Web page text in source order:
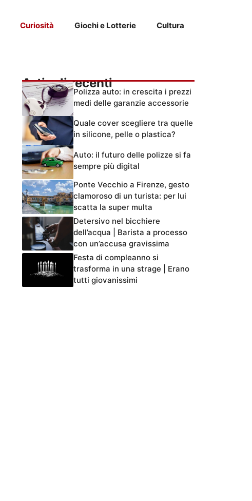
Curiosità Giochi e Lotterie Cultura
Articoli recenti
Polizza auto: in crescita i prezzi
medi delle garanzie accessorie
Quale cover scegliere tra quelle
in silicone, pelle o plastica?
Auto: il futuro delle polizze si fa
sempre più digital
Ponte Vecchio a Firenze, gesto
clamoroso di un turista: per lui
scatta la super multa
Detersivo nel bicchiere
dell’acqua | Barista a processo
con un’accusa gravissima
Festa di compleanno si
trasforma in una strage | Erano
tutti giovanissimi